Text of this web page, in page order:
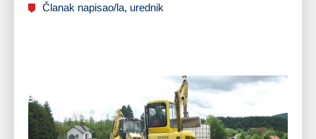
Članak napisao/la, urednik